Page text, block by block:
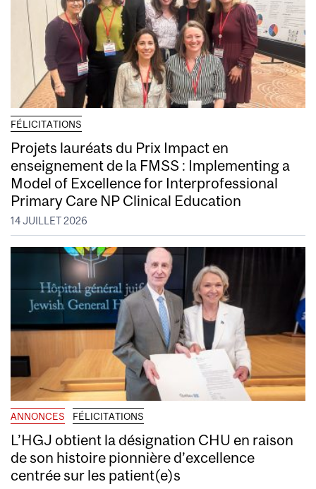
FÉLICITATIONS
Projets lauréats du Prix Impact en
enseignement de la FMSS : Implementing a
Model of Excellence for Interprofessional
Primary Care NP Clinical Education
14 JUILLET 2026
ANNONCES FÉLICITATIONS
L’HGJ obtient la désignation CHU en raison
de son histoire pionnière d’excellence
centrée sur les patient(e)s